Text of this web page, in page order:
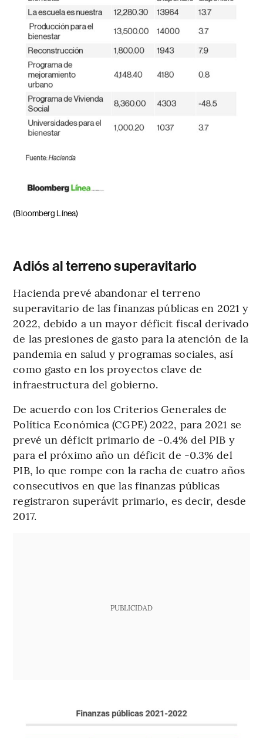
(Bloomberg Línea)
Adiós al terreno superavitario
Hacienda prevé abandonar el terreno
superavitario de las finanzas públicas en 2021 y
2022, debido a un mayor déficit fiscal derivado
de las presiones de gasto para la atención de la
pandemia en salud y programas sociales, así
como gasto en los proyectos clave de
infraestructura del gobierno.
De acuerdo con los Criterios Generales de
Política Económica (CGPE) 2022, para 2021 se
prevé un déficit primario de -0.4% del PIB y
para el próximo año un déficit de -0.3% del
PIB, lo que rompe con la racha de cuatro años
consecutivos en que las finanzas públicas
registraron superávit primario, es decir, desde
2017.
PUBLICIDAD